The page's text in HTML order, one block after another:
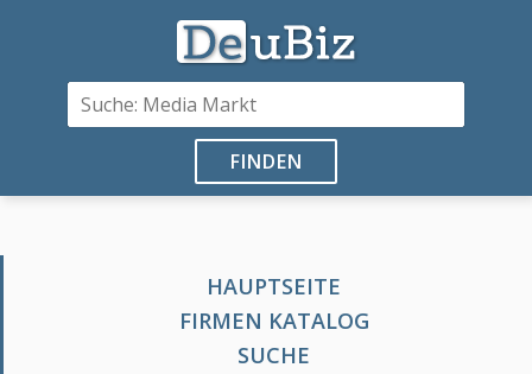
FINDEN
HAUPTSEITE
FIRMEN KATALOG
SUCHE